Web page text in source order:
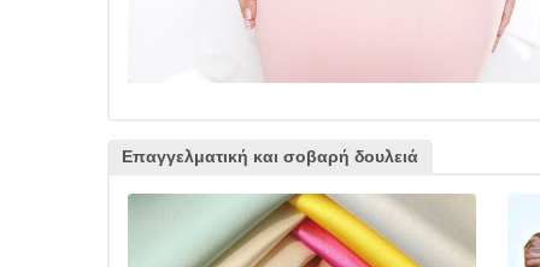
Επαγγελματική και σοβαρή δουλειά